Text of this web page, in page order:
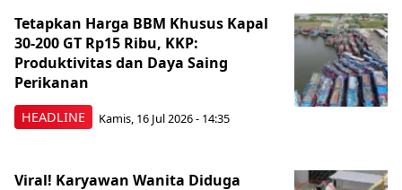
HEADLINE
Tetapkan Harga BBM Khusus Kapal
30-200 GT Rp15 Ribu, KKP:
Produktivitas dan Daya Saing
Perikanan
Kamis, 16 Jul 2026 - 14:35
Viral! Karyawan Wanita Diduga